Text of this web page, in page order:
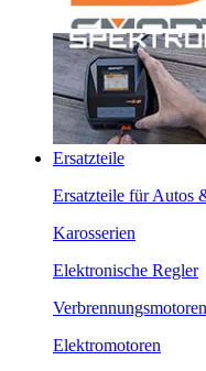
Ersatzteile
Ersatzteile für Autos
Karosserien
Elektronische Regler
Verbrennungsmotoren
Elektromotoren